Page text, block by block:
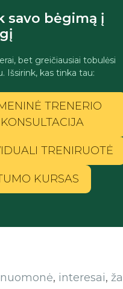
savo bėgimą į
bet greičiausiai tobulėsi
Išsirink, kas tinka tau:
TRENERIO
KONSULTACIJA
TRENIRUOTĖ
KURSAS
, interesai,